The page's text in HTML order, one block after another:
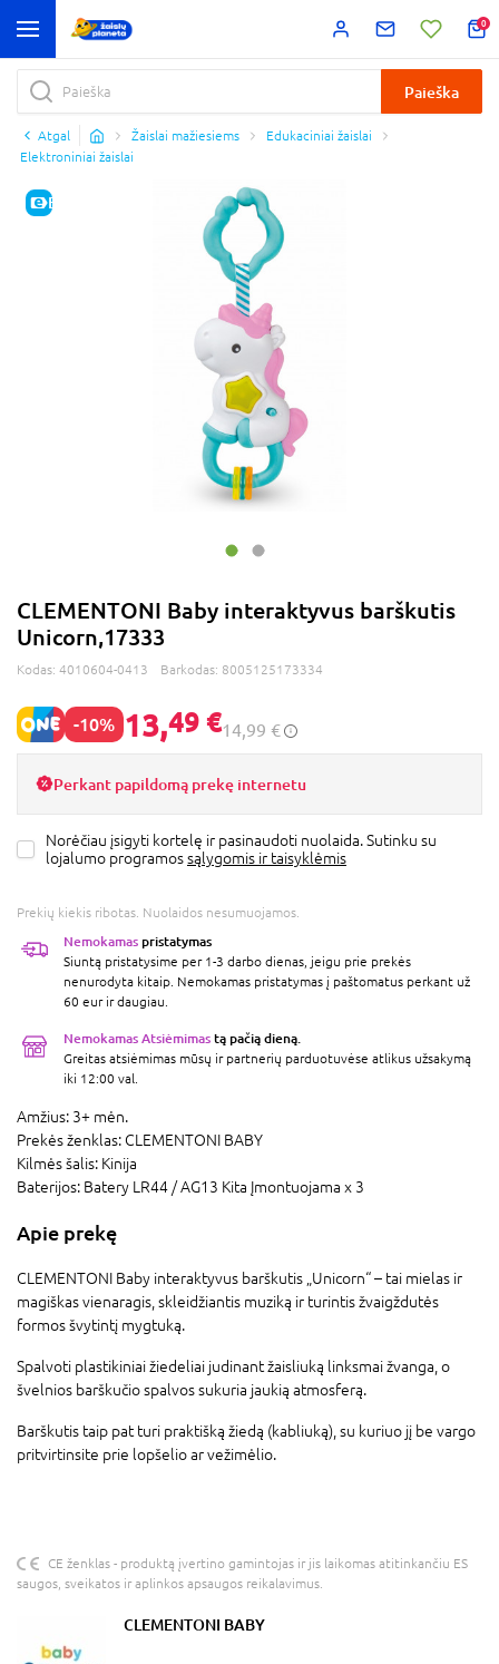
0
Paieška
Atgal Žaislai mažiesiems
Edukaciniai žaislai
Elektroniniai žaislai
E-KAINA
CLEMENTONI Baby interaktyvus barškutis
Unicorn,17333
Kodas: 4010604-0413 Barkodas: 8005125173334
-10% 13,49 €14,99 €
Perkant papildomą prekę internetu
Norėčiau įsigyti kortelę ir pasinaudoti nuolaida. Sutinku su
lojalumo programossąlygomis ir taisyklėmis
Prekių kiekis ribotas. Nuolaidos nesumuojamos.
Nemokamas pristatymas
Siuntą pristatysime per 1-3 darbo dienas, jeigu prie prekės
nenurodyta kitaip. Nemokamas pristatymas į paštomatus perkant už
60 eur ir daugiau.
Nemokamas Atsiėmimas tą pačią dieną.
Greitas atsiėmimas mūsų ir partnerių parduotuvėse atlikus užsakymą
iki 12:00 val.
Amžius: 3+ mėn.
Prekės ženklas: CLEMENTONI BABY
Kilmės šalis: Kinija
Baterijos: Batery LR44 / AG13 Kita Įmontuojama x 3
Apie prekę
CLEMENTONI Baby interaktyvus barškutis „Unicorn“ – tai mielas ir
magiškas vienaragis, skleidžiantis muziką ir turintis žvaigždutės
formos švytintį mygtuką.
Spalvoti plastikiniai žiedeliai judinant žaisliuką linksmai žvanga, o
švelnios barškučio spalvos sukuria jaukią atmosferą.
Barškutis taip pat turi praktišką žiedą (kabliuką), su kuriuo jį be vargo
pritvirtinsite prie lopšelio ar vežimėlio.
CE ženklas - produktą įvertino gamintojas ir jis laikomas atitinkančiu ES
saugos, sveikatos ir aplinkos apsaugos reikalavimus.
CLEMENTONI BABY